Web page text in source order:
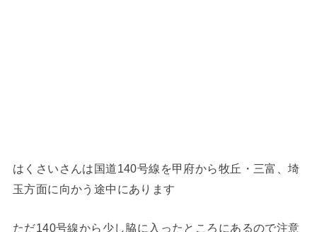
はくさいさんは国道140号線を甲府から牧丘・三富、埼
玉方面に向かう途中にあります
ただ140号線から少し脇に入ったところにあるので注意